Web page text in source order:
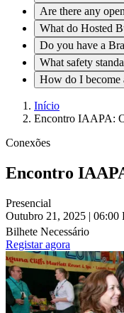
Are there any
What do Hosted
Do you have a
What safety
How do I
Navegação
estrutural
Início
Encontro IAAPA:
Conexões
Encontro
Presencial
Outubro 21, 2025 |
Bilhete Necessário
Registar agora